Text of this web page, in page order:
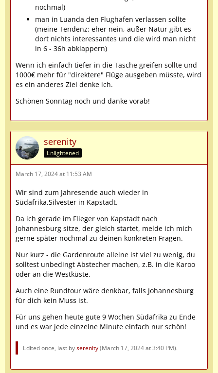
nochmal)
man in Luanda den Flughafen verlassen sollte
(meine Tendenz: eher nein, außer Natur gibt es
dort nichts interessantes und die wird man nicht
in 6 - 36h abklappern)
Wenn ich einfach tiefer in die Tasche greifen sollte und
1000€ mehr für "direktere" Flüge ausgeben müsste, wird
es ein anderes Ziel denke ich.
Schönen Sonntag noch und danke vorab!
serenity
Enlightened
March 17, 2024 at 11:53 AM
Wir sind zum Jahresende auch wieder in
Südafrika,Silvester in Kapstadt.
Da ich gerade im Flieger von Kapstadt nach
Johannesburg sitze, der gleich startet, melde ich mich
gerne später nochmal zu deinen konkreten Fragen.
Nur kurz - die Gardenroute alleine ist viel zu wenig, du
solltest unbedingt Abstecher machen, z.B. in die Karoo
oder an die Westküste.
Auch eine Rundtour wäre denkbar, falls Johannesburg
für dich kein Muss ist.
Für uns gehen heute gute 9 Wochen Südafrika zu Ende
und es war jede einzelne Minute einfach nur schön!
Edited once, last byserenity(March 17, 2024 at 3:40 PM).